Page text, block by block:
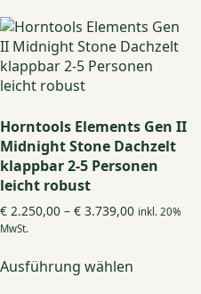
Horntools Elements Gen II
Midnight Stone Dachzelt
klappbar 2-5 Personen
leicht robust
€ 2.250,00 – € 3.739,00Preisspanne:
inkl. 20%
MwSt.
Ausführung wählen